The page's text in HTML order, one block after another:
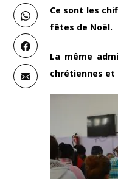
Ce sont les
fêtes de Noël.
La même
chrétiennes et